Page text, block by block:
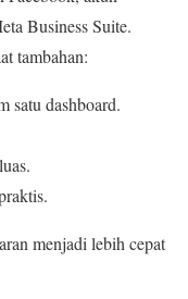
Business Suite.
tambahan:
satu dashboard.
menjadi lebih cepat